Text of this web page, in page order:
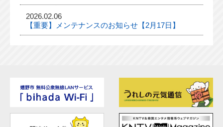
2026.02.06
【重要】メンテナンスのお知らせ【2月17日】